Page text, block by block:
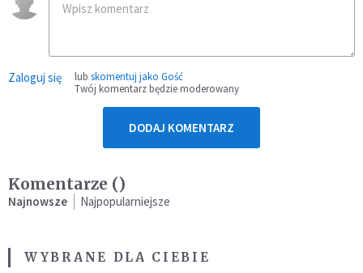
Zaloguj się lub skomentuj jako Gość
Twój komentarz będzie moderowany
DODAJ KOMENTARZ
Komentarze ()
Najnowsze Najpopularniejsze
WYBRANE DLA CIEBIE